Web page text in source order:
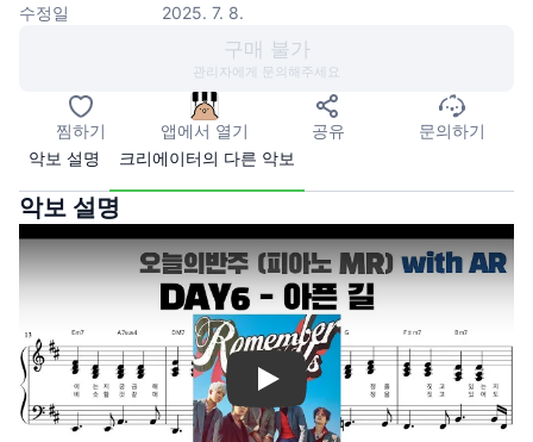
수정일
2025. 7. 8.
구매 불가
관리자에게 문의해주세요
찜하기 앱에서 열기 공유
문의하기
악보 설명
크리에이터의 다른 악보
악보 설명
Play